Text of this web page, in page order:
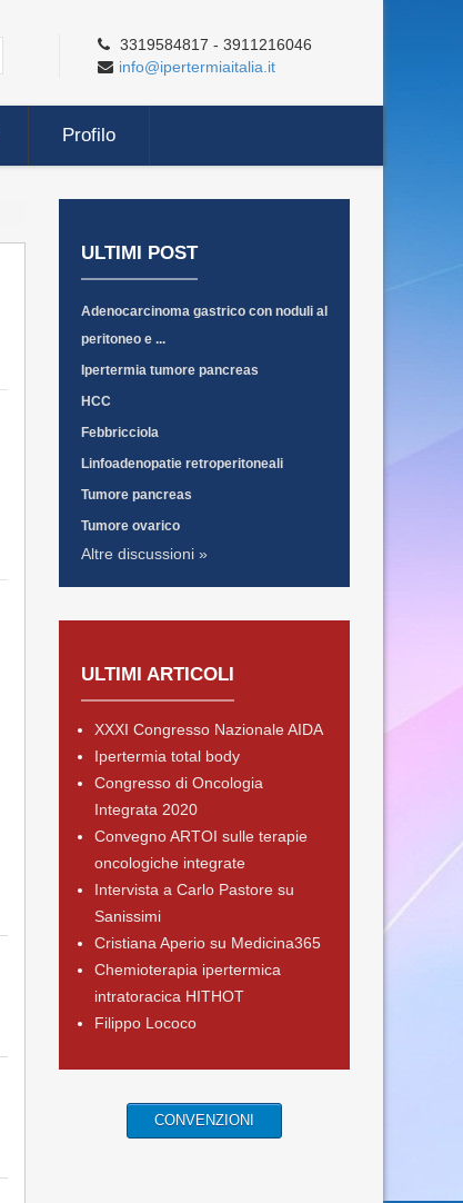
3319584817 - 3911216046
info@ipertermiaitalia.it
Profilo
ULTIMI POST
Adenocarcinoma gastrico con noduli al
peritoneo e ...
Ipertermia tumore pancreas
HCC
Febbricciola
Linfoadenopatie retroperitoneali
Tumore pancreas
Tumore ovarico
Altre discussioni »
ULTIMI ARTICOLI
XXXI Congresso Nazionale AIDA
Ipertermia total body
Congresso di Oncologia
Integrata 2020
Convegno ARTOI sulle terapie
oncologiche integrate
Intervista a Carlo Pastore su
Sanissimi
Cristiana Aperio su Medicina365
Chemioterapia ipertermica
intratoracica HITHOT
Filippo Lococo
CONVENZIONI